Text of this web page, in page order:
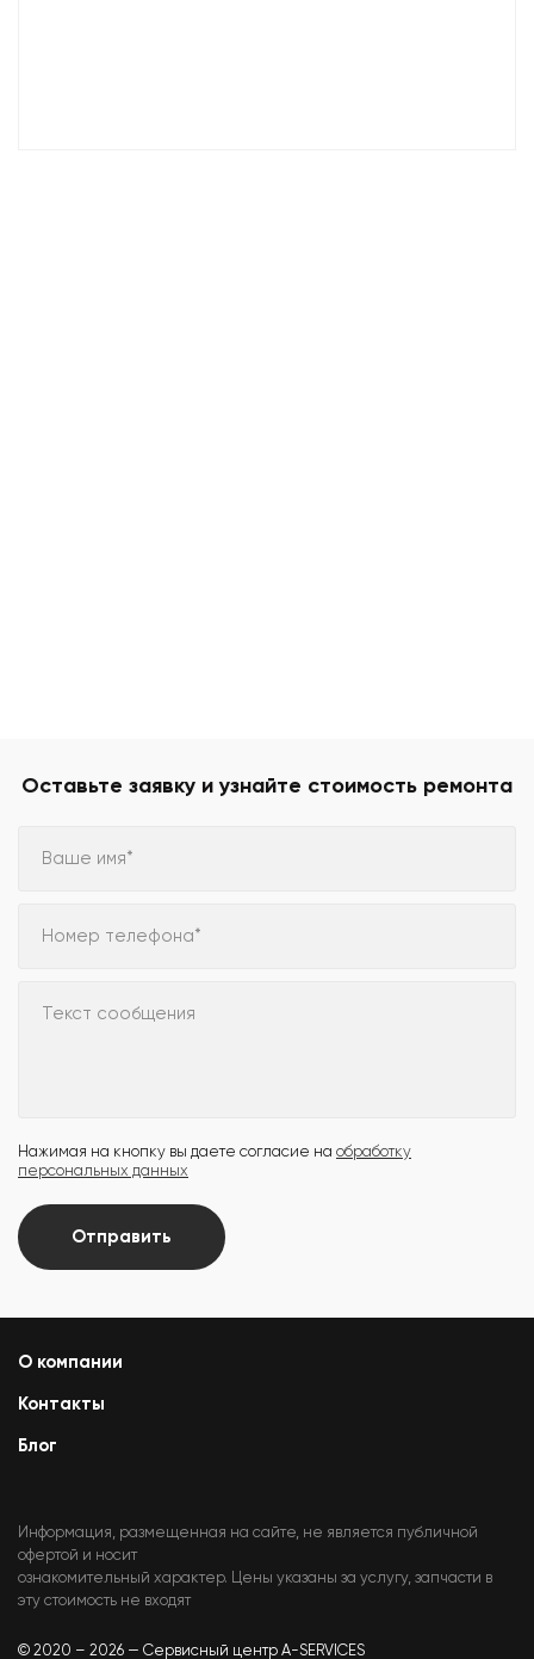
Оставьте заявку и узнайте стоимость ремонта
Ваше имя*
Номер телефона*
Текст сообщения
Нажимая на кнопку вы даете согласие на обработку
персональных данных
Отправить
О компании
Контакты
Блог
Информация, размещенная на сайте, не является публичной
офертой и носит
ознакомительный характер. Цены указаны за услугу, запчасти в
эту стоимость не входят
© 2020 – 2026 — Сервисный центр A-SERVICES